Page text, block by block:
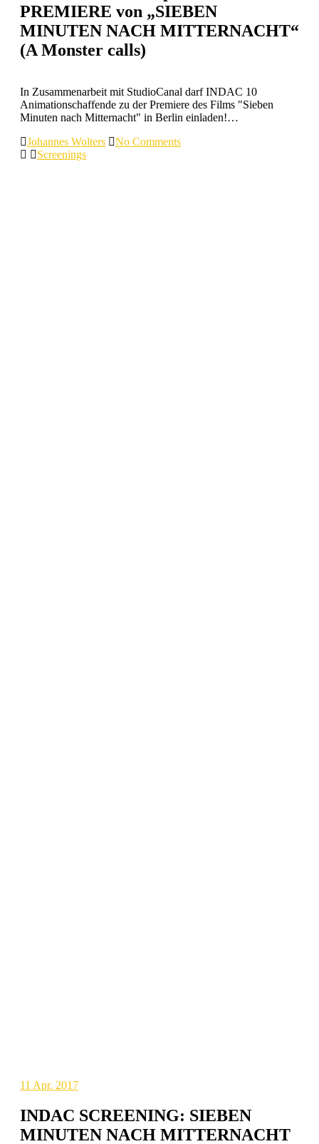
PREMIERE von „SIEBEN
MINUTEN NACH MITTERNACHT“
(A Monster calls)
In Zusammenarbeit mit StudioCanal darf INDAC 10
Animationschaffende zu der Premiere des Films "Sieben
Minuten nach Mitternacht" in Berlin einladen!…
Johannes Wolters
No Comments
Screenings
11 Apr. 2017
INDAC SCREENING: SIEBEN
MINUTEN NACH MITTERNACHT